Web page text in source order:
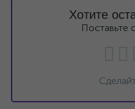
Хотите
Поставьте